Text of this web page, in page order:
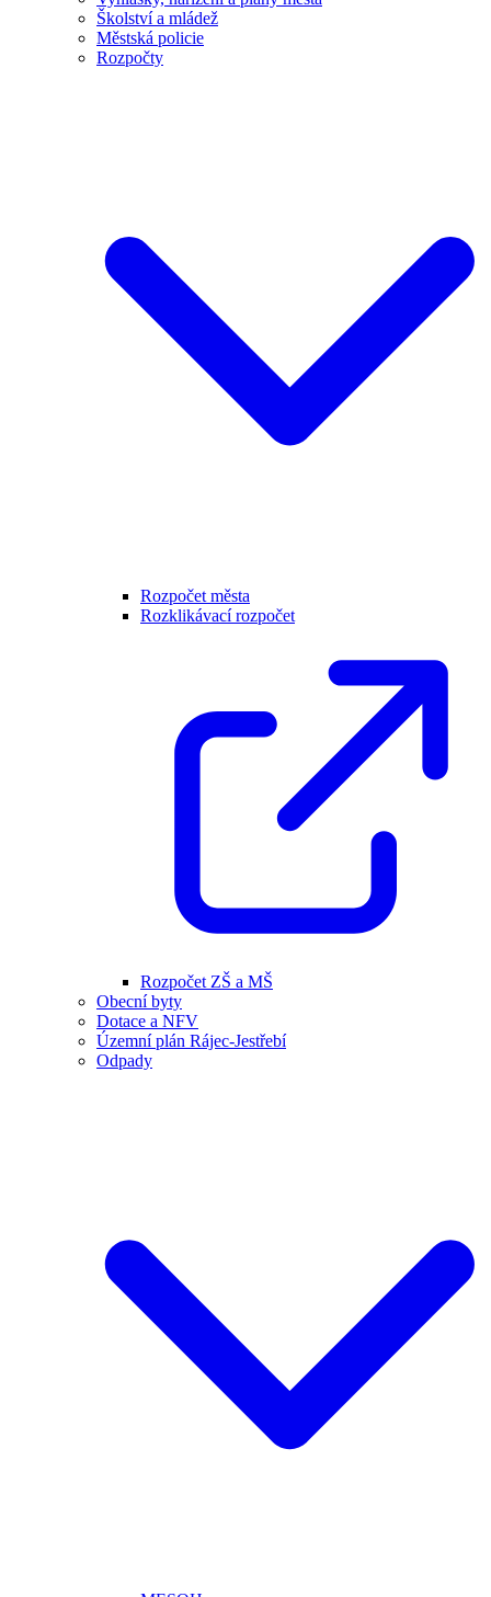
Školství a mládež
Městská policie
Rozpočty
Rozpočet města
Rozklikávací rozpočet
Rozpočet ZŠ a MŠ
Obecní byty
Dotace a NFV
Územní plán Rájec-Jestřebí
Odpady